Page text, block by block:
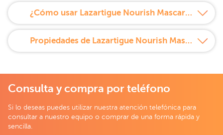
¿Cómo usar Lazartigue Nourish Mascarilla Nutrición Intensa?
Propiedades de Lazartigue Nourish Mascarilla Nutrición Intensa
Consulta y compra por teléfono
Si lo deseas puedes utilizar nuestra atención telefónica para
consultar a nuestro equipo o comprar de una forma rápida y
sencilla.